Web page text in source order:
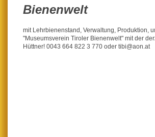
Bienenwelt
mit Lehrbienenstand, Verwaltung, Produktion,
"Museumsverein Tiroler Bienenwelt" mit der
Hüttner! 0043 664 822 3 770 oder tibi@aon.at